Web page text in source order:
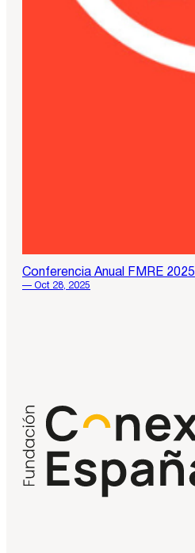
Conferencia Anual FMRE 2025
— Oct 28, 2025